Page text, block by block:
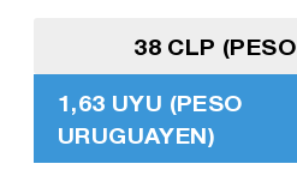
38 CLP
1,63 UYU (PESO
URUGUAYEN)